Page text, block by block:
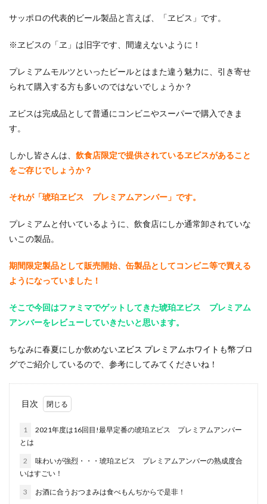
サッポロの代表的ビール製品と言えば、「ヱビス」です。
※ヱビスの「ヱ」は旧字です、間違えないように！
プレミアムモルツといったビールとはまた違う魅力に、引き寄せ
られて購入する方も多いのではないでしょうか？
ヱビスは完成品として普通にコンビニやスーパーで購入できま
す。
しかし皆さんは、 飲食店限定で提供されているヱビスがあること
をご存じでしょうか？
それが「琥珀ヱビス プレミアムアンバー」です。
プレミアムと付いているように、飲食店にしか通常卸されていな
いこの製品。
期間限定製品として販売開始、缶製品としてコンビニ等で買える
ようになっていました！
そこで今回はファミマでゲットしてきた琥珀ヱビス プレミアム
アンバーをレビューしていきたいと思います。
ちなみに春夏にしか飲めないヱビス プレミアムホワイト も幣ブロ
グでご紹介しているので、参考にしてみてくださいね！
目次
1
2021年度は16回目!最早定番の琥珀ヱビス プレミアムアンバー
とは
2
味わいが強烈・・・琥珀ヱビス プレミアムアンバーの熟成度合
いはすごい！
3 お酒に合うおつまみは食べもんぢからで是非！